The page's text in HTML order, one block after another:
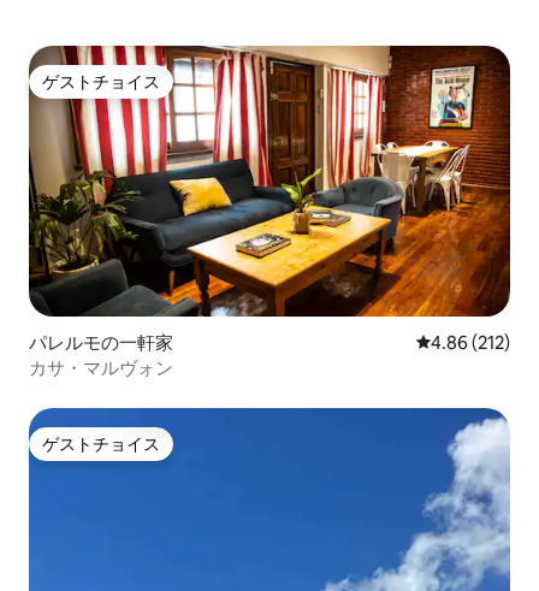
ゲストチョイス
ゲストチョイス
パレルモの一軒家 レビュー212
4.86 (212)
カサ・マルヴォン
ゲストチョイス
ゲストチョイス